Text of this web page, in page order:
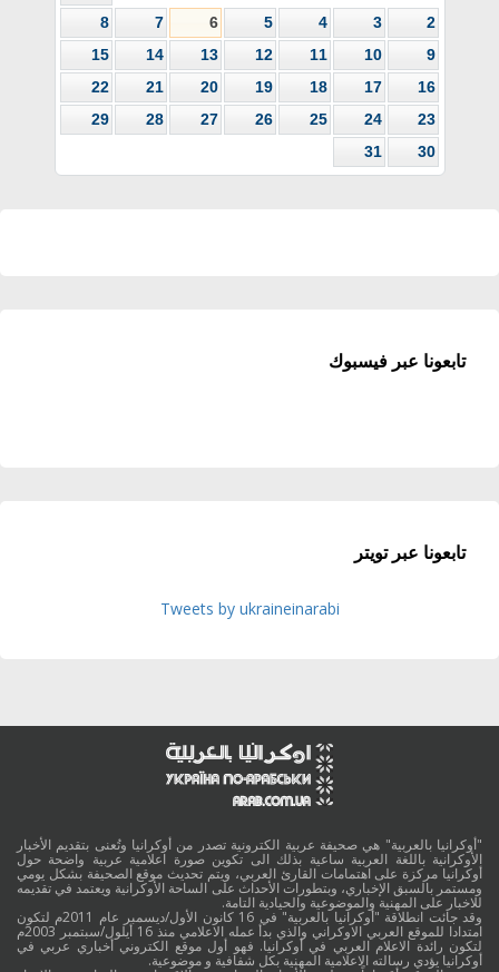
2
3
4
5
6
7
8
9
10
11
12
13
14
15
16
17
18
19
20
21
22
23
24
25
26
27
28
29
30
31
تابعونا عبر فيسبوك
تابعونا عبر تويتر
Tweets by ukraineinarabi
"أوكرانيا بالعربية" هي صحيفة عربية الكترونية تصدر من أوكرانيا وتُعنى بتقديم الأخبار
الأوكرانية باللغة العربية ساعية بذلك الى تكوين صورة اعلامية عربية واضحة حول
أوكرانيا مركزة على اهتمامات القارئ العربي، ويتم تحديث موقع الصحيفة بشكل يومي
ومستمر بالسبق الإخباري، وبتطورات الأحداث على الساحة الأوكرانية ويعتمد في تقديمه
للاخبار على المهنية والموضوعية والحيادية التامة.
وقد جائت انطلاقة "أوكرانيا بالعربية" في 16 كانون الأول/ديسمبر عام 2011م لتكون
امتدادا للموقع العربي الاوكراني والذي بدأ عمله الاعلامي منذ 16 أيلول/سبتمبر 2003م
لتكون رائدة الاعلام العربي في أوكرانيا. فهو أول موقع الكتروني أخباري عربي في
أوكرانيا يؤدي رسالته الاعلامية المهنية بكل شفافية و موضوعية.